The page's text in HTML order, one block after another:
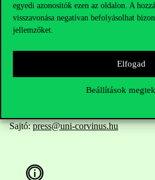
egyedi azonosítók ezen az oldalon. A
visszavonása negatívan befolyásolhat
jellemzőket.
Elfogad
Beállítások
Telefonszám: +36 1 482 5000
Sajtó:press@uni-corvinus.hu